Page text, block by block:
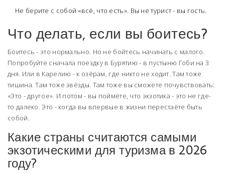
Не берите с собой «всё, что есть». Вы не турист - вы гость.
Что делать, если вы боитесь?
Боитесь - это нормально. Но не бойтесь начинать с малого.
Попробуйте сначала поездку в Бурятию - в пустыню Гоби на 3
дня. Или в Карелию - к озёрам, где никто не ходит. Там тоже
тишина. Там тоже звёзды. Там тоже вы сможете почувствовать:
«Это - другое». И потом - вы поймёте, что экзотика - это не где-
то далеко. Это - когда вы впервые в жизни перестаёте быть
собой.
Какие страны считаются самыми
экзотическими для туризма в 2026
году?